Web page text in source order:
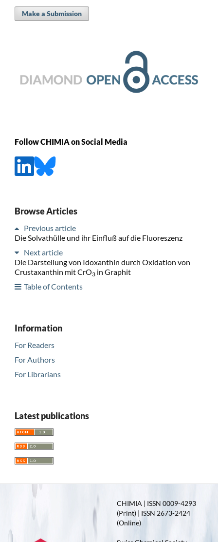
Make a Submission
Follow CHIMIA on Social Media
Browse Articles
Previous article
Die Solvathülle und ihr Einfluß auf die Fluoreszenz
Next article
Die Darstellung von Idoxanthin durch Oxidation von
Crustaxanthin mit CrO3in Graphit
Table of Contents
Information
For Readers
For Authors
For Librarians
Latest publications
CHIMIA | ISSN 0009-4293
(Print) | ISSN 2673-2424
(Online)